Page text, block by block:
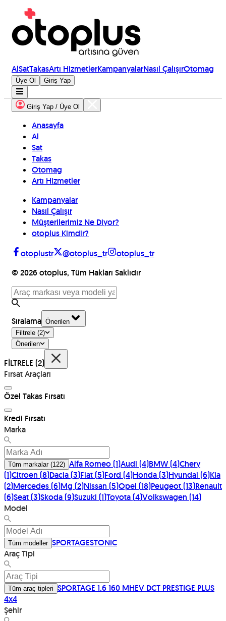
AlSatTakasArtı HizmetlerKampanyalarNasıl ÇalışırOtomag
Üye Ol Giriş Yap
Giriş Yap / Üye Ol
Anasayfa
Al
Sat
Takas
Otomag
Artı Hizmetler
Kampanyalar
Nasıl Çalışır
Müşterilerimiz Ne Diyor?
otoplus Kimdir?
otoplustr
@otoplus_tr
otoplus_tr
© 2026otoplus, Tüm Hakları Saklıdır
Sıralama
Önerilen
Filtrele (2)
Önerilen
FİLTRELE (2)
Fırsat Araçları
Özel Takas Fırsatı
Kredi Fırsatı
Marka
Tüm markalar( 122) Alfa Romeo(1)Audi(4)BMW(4)Chery
(1)Citroen(8)Dacia(3)Fiat(5)Ford(4)Honda(3)Hyundai(6)Kia
(2)Mercedes(6)Mg(2)Nissan(5)Opel(18)Peugeot(13)Renault
(6)Seat(3)Skoda(9)Suzuki(1)Toyota(4)Volkswagen(14)
Model
Tüm modeller SPORTAGESTONIC
Araç Tipi
Tüm araç tipleri
SPORTAGE 1.6 160 MHEV DCT PRESTIGE PLUS
4x4
Şehir